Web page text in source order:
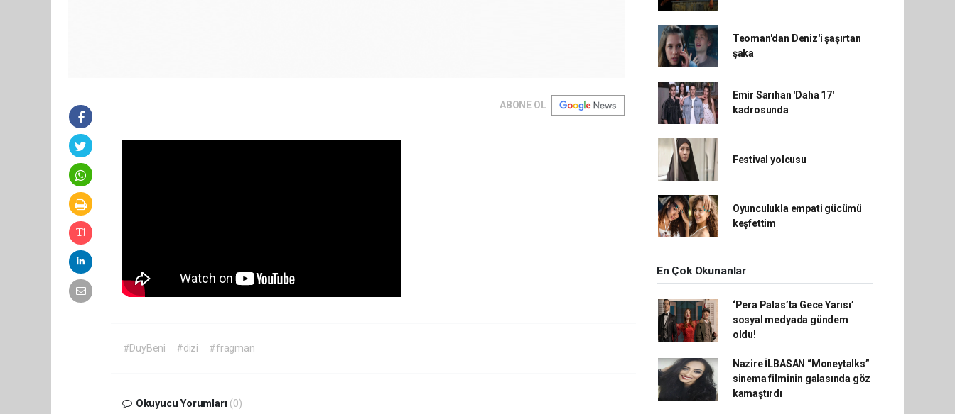
ABONE OL
#DuyBeni #dizi #fragman
Okuyucu Yorumları (0)
Teoman'dan Deniz'i şaşırtan
şaka
Emir Sarıhan 'Daha 17'
kadrosunda
Festival yolcusu
Oyunculukla empati gücümü
keşfettim
En Çok Okunanlar
‘Pera Palas’ta Gece Yarısı’
sosyal medyada gündem
oldu!
Nazire İLBASAN “Moneytalks”
sinema filminin galasında göz
kamaştırdı